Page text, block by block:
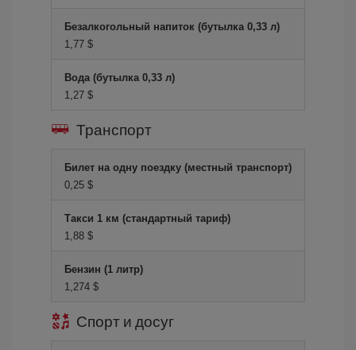
Безалкогольный напиток (бутылка 0,33 л)
1,77 $
Вода (бутылка 0,33 л)
1,27 $
Транспорт
Билет на одну поездку (местный транспорт)
0,25 $
Такси 1 км (стандартный тариф)
1,88 $
Бензин (1 литр)
1,274 $
Спорт и досуг